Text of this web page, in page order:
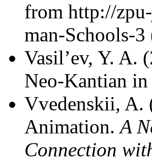
from http://
man-Schools-
Vasil’ev, Y. A.
Neo-Kantian
Vvedenskii, A.
Animation.A
Connection